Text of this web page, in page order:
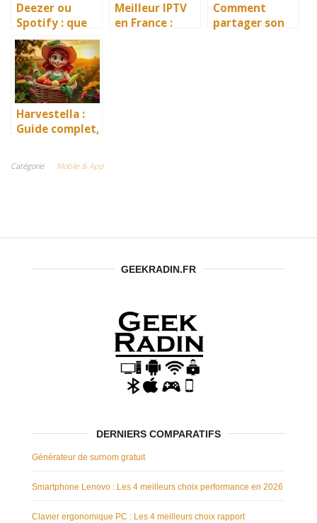
Deezer ou
Spotify : que
choisir pour
2024 ?
Meilleur IPTV
en France :
Comment
partager son
Harvestella :
Guide complet,
bien débuter
Catégorie Mobile & App
GEEKRADIN.FR
DERNIERS COMPARATIFS
Générateur de surnom gratuit
Smartphone Lenovo : Les 4 meilleurs choix performance en 2026
Clavier ergonomique PC : Les 4 meilleurs choix rapport